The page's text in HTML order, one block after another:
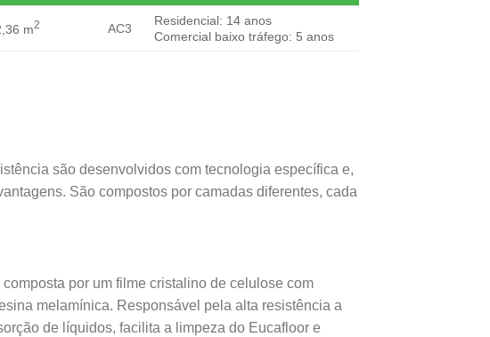
m2 AC3
Residencial: 14 anos
Comercial baixo tráfego: 5 anos
são desenvolvidos com tecnologia específica e,
São compostos por camadas diferentes, cada
por um filme cristalino de celulose com
melamínica. Responsável pela alta resistência a
de líquidos, facilita a limpeza do Eucafloor e